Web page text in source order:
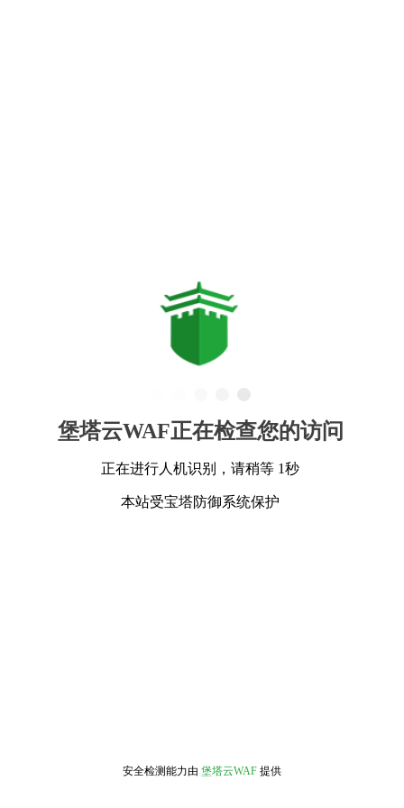
堡塔云WAF正在检查您的访问
正在进行人机识别，请稍等 1秒
本站受宝塔防御系统保护
安全检测能力由 堡塔云WAF 提供